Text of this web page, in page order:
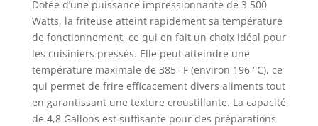
Dotée d’une puissance impressionnante de 3 500
Watts, la friteuse atteint rapidement sa température
de fonctionnement, ce qui en fait un choix idéal pour
les cuisiniers pressés. Elle peut atteindre une
température maximale de 385 °F (environ 196 °C), ce
qui permet de frire efficacement divers aliments tout
en garantissant une texture croustillante. La capacité
de 4,8 Gallons est suffisante pour des préparations